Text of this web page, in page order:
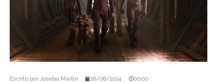
Escrito por Joseba Martín 18/08/2014 00:00